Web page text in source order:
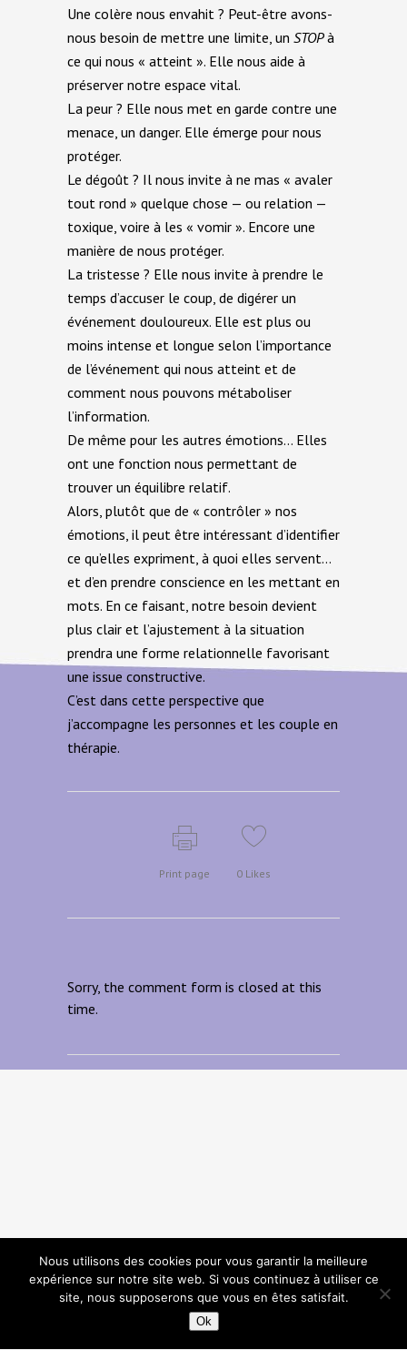
Une colère nous envahit ? Peut-être avons-
nous besoin de mettre une limite, un STOPà
ce qui nous « atteint ». Elle nous aide à
préserver notre espace vital.
La peur ? Elle nous met en garde contre une
menace, un danger. Elle émerge pour nous
protéger.
Le dégoût ? Il nous invite à ne mas « avaler
tout rond » quelque chose — ou relation —
toxique, voire à les « vomir ». Encore une
manière de nous protéger.
La tristesse ? Elle nous invite à prendre le
temps d’accuser le coup, de digérer un
événement douloureux. Elle est plus ou
moins intense et longue selon l’importance
de l’événement qui nous atteint et de
comment nous pouvons métaboliser
l’information.
De même pour les autres émotions… Elles
ont une fonction nous permettant de
trouver un équilibre relatif.
Alors, plutôt que de « contrôler » nos
émotions, il peut être intéressant d’identifier
ce qu’elles expriment, à quoi elles servent…
et d’en prendre conscience en les mettant en
mots. En ce faisant, notre besoin devient
plus clair et l’ajustement à la situation
prendra une forme relationnelle favorisant
une issue constructive.
C’est dans cette perspective que
j’accompagne les personnes et les couple en
thérapie.
Print page 0 Likes
Sorry, the comment form is closed at this
time.
Nous utilisons des cookies pour vous garantir la meilleure
expérience sur notre site web. Si vous continuez à utiliser ce
site, nous supposerons que vous en êtes satisfait.
Ok